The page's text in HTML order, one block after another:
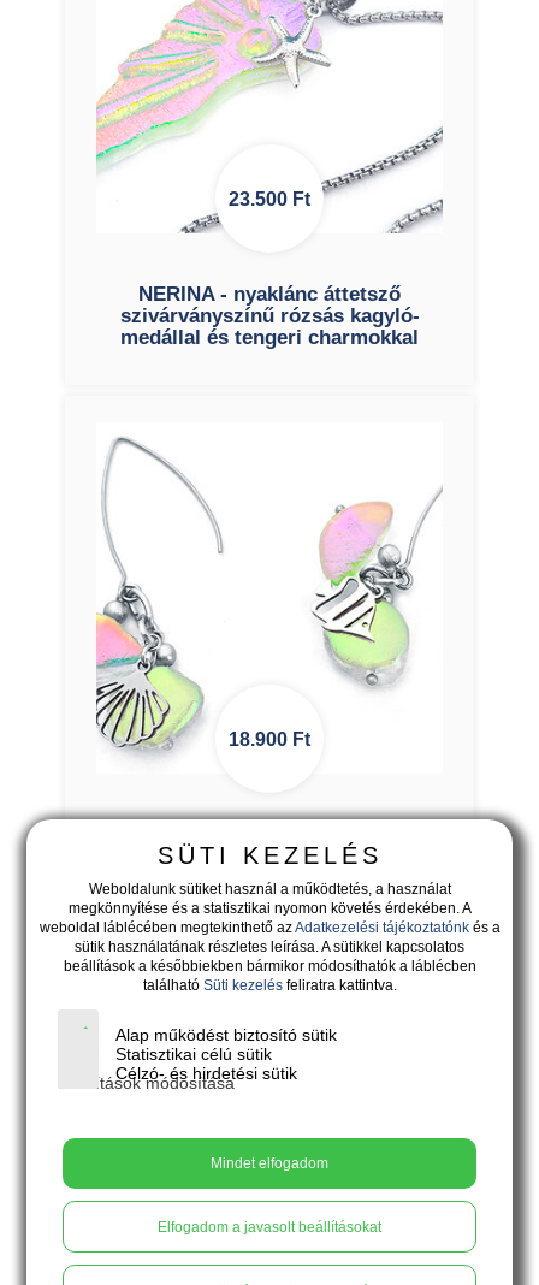
23.500 Ft
NERINA - nyaklánc áttetsző
szivárványszínű rózsás kagyló-
medállal és tengeri charmokkal
18.900 Ft
lógós fülbevaló tengeri charmokkal
4.500Ft
SÜTI KEZELÉS
Weboldalunk sütiket használ a működtetés, a használat
megkönnyítése és a statisztikai nyomon követés érdekében. A
weboldal láblécében megtekinthető azAdatkezelési tájékoztatónkés a
sütik használatának részletes leírása. A sütikkel kapcsolatos
beállítások a későbbiekben bármikor módosíthatók a láblécben
található Süti kezelésfeliratra kattintva.
Alap működést biztosító sütik
Statisztikai célú sütik
Célzó- és hirdetési sütik
Beállítások módosítása
Mindet elfogadom
Elfogadom a javasolt beállításokat